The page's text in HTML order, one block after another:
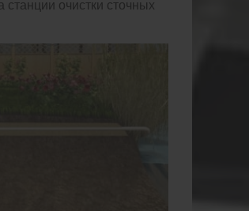
очистки сточных